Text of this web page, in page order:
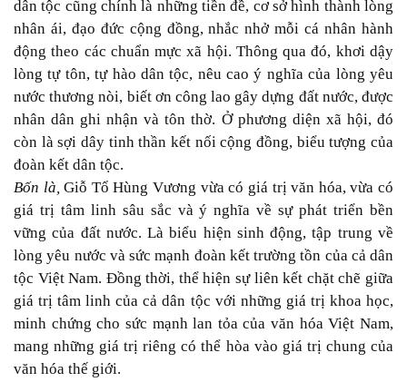
dân tộc cũng chính là những tiền đề, cơ sở hình thành lòng
nhân ái, đạo đức cộng đồng, nhắc nhở mỗi cá nhân hành
động theo các chuẩn mực xã hội. Thông qua đó, khơi dậy
lòng tự tôn, tự hào dân tộc, nêu cao ý nghĩa của lòng yêu
nước thương nòi, biết ơn công lao gây dựng đất nước, được
nhân dân ghi nhận và tôn thờ. Ở phương diện xã hội, đó
còn là sợi dây tinh thần kết nối cộng đồng, biểu tượng của
đoàn kết dân tộc.
Bốn là, Giỗ Tổ Hùng Vương vừa có giá trị văn hóa, vừa có
giá trị tâm linh sâu sắc và ý nghĩa về sự phát triển bền
vững của đất nước. Là biểu hiện sinh động, tập trung về
lòng yêu nước và sức mạnh đoàn kết trường tồn của cả dân
tộc Việt Nam. Đồng thời, thể hiện sự liên kết chặt chẽ giữa
giá trị tâm linh của cả dân tộc với những giá trị khoa học,
minh chứng cho sức mạnh lan tỏa của văn hóa Việt Nam,
mang những giá trị riêng có thể hòa vào giá trị chung của
văn hóa thế giới.